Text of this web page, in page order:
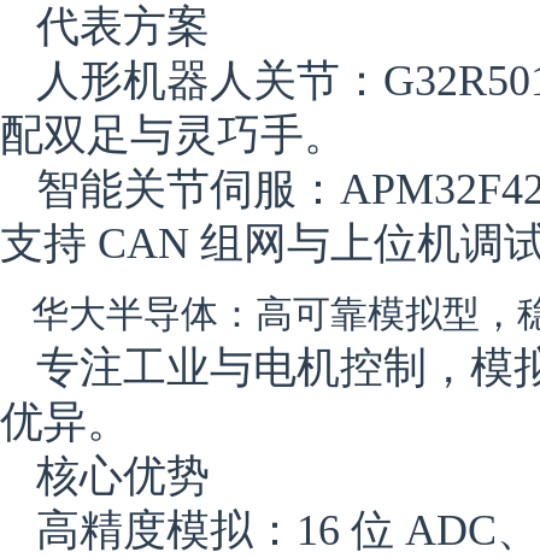
代表方案
人形机器人关节：
配双足与灵巧手。
智能关节伺服：
支持 CAN 组网与上位机调
华大半导体：高可靠模拟型，
专注工业与电机控制，模
优异。
核心优势
高精度模拟：16 位 ADC